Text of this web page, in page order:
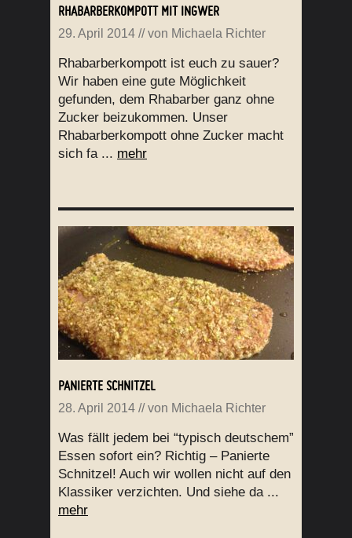
RHABARBERKOMPOTT MIT INGWER
29. April 2014 // von Michaela Richter
Rhabarberkompott ist euch zu sauer?
Wir haben eine gute Möglichkeit
gefunden, dem Rhabarber ganz ohne
Zucker beizukommen. Unser
Rhabarberkompott ohne Zucker macht
sich fa ... mehr
PANIERTE SCHNITZEL
28. April 2014 // von Michaela Richter
Was fällt jedem bei “typisch deutschem”
Essen sofort ein? Richtig – Panierte
Schnitzel! Auch wir wollen nicht auf den
Klassiker verzichten. Und siehe da ...
mehr